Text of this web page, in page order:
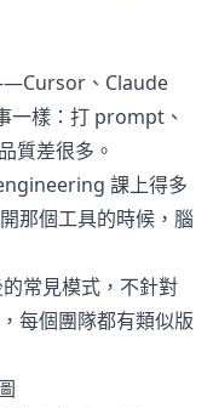
、Claude
一樣：打 prompt、
質差很多。
課上得多
那個工具的時候，腦
常見模式，不針對
每個團隊都有類似版